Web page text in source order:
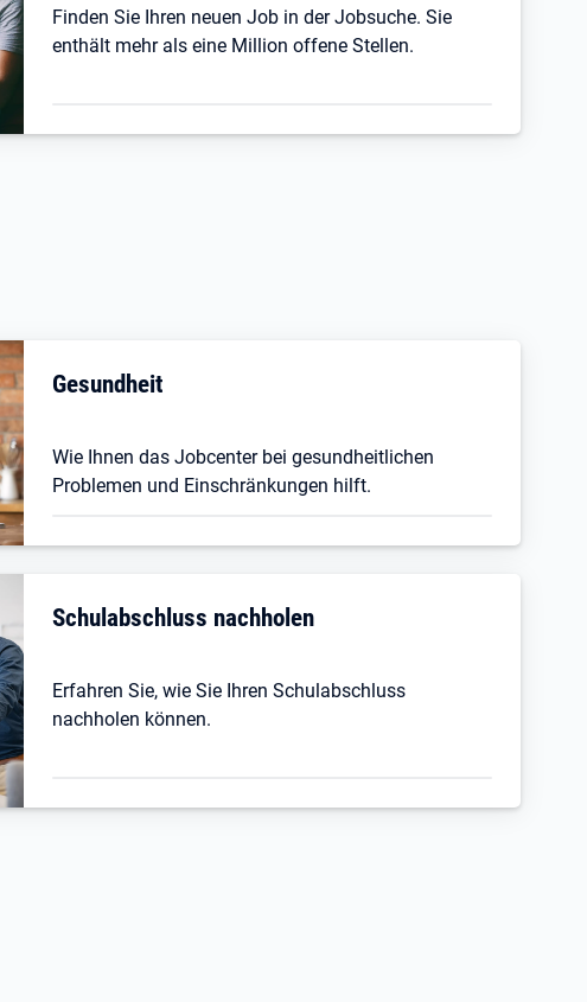
Finden Sie Ihren neuen Job in der Jobsuche. Sie
enthält mehr als eine Million offene Stellen.
Gesundheit
Wie Ihnen das Jobcenter bei gesundheitlichen
Problemen und Einschränkungen hilft.
Schulabschluss nachholen
Erfahren Sie, wie Sie Ihren Schulabschluss
nachholen können.